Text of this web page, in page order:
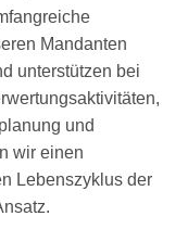
Mandanten
unterstützen bei
und
wir einen
Lebenszyklus der